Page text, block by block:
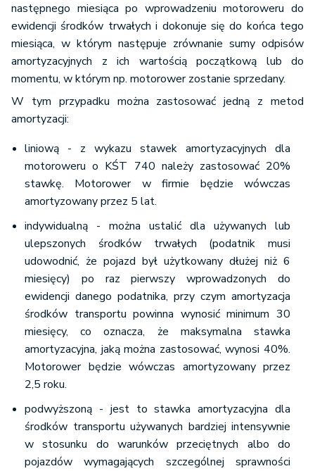
następnego miesiąca po wprowadzeniu motoroweru do
ewidencji środków trwałych i dokonuje się do końca tego
miesiąca, w którym następuje zrównanie sumy odpisów
amortyzacyjnych z ich wartością początkową lub do
momentu, w którym np. motorower zostanie sprzedany.
W tym przypadku można zastosować jedną z metod
amortyzacji:
liniową - z wykazu stawek amortyzacyjnych dla
motoroweru o KŚT 740 należy zastosować 20%
stawkę. Motorower w firmie będzie wówczas
amortyzowany przez 5 lat.
indywidualną - można ustalić dla używanych lub
ulepszonych środków trwałych (podatnik musi
udowodnić, że pojazd był użytkowany dłużej niż 6
miesięcy) po raz pierwszy wprowadzonych do
ewidencji danego podatnika, przy czym amortyzacja
środków transportu powinna wynosić minimum 30
miesięcy, co oznacza, że maksymalna stawka
amortyzacyjna, jaką można zastosować, wynosi 40%.
Motorower będzie wówczas amortyzowany przez
2,5 roku.
podwyższoną - jest to stawka amortyzacyjna dla
środków transportu używanych bardziej intensywnie
w stosunku do warunków przeciętnych albo do
pojazdów wymagających szczególnej sprawności